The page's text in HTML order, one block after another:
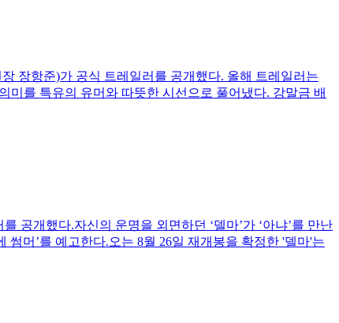
장항준)가 공식 트레일러를 공개했다. 올해 트레일러는
미를 특유의 유머와 따뜻한 시선으로 풀어냈다. 강말금 배
공개했다.자신의 운명을 외면하던 ‘델마’가 ‘아냐’를 만난
머’를 예고한다.오는 8월 26일 재개봉을 확정한 '델마'는